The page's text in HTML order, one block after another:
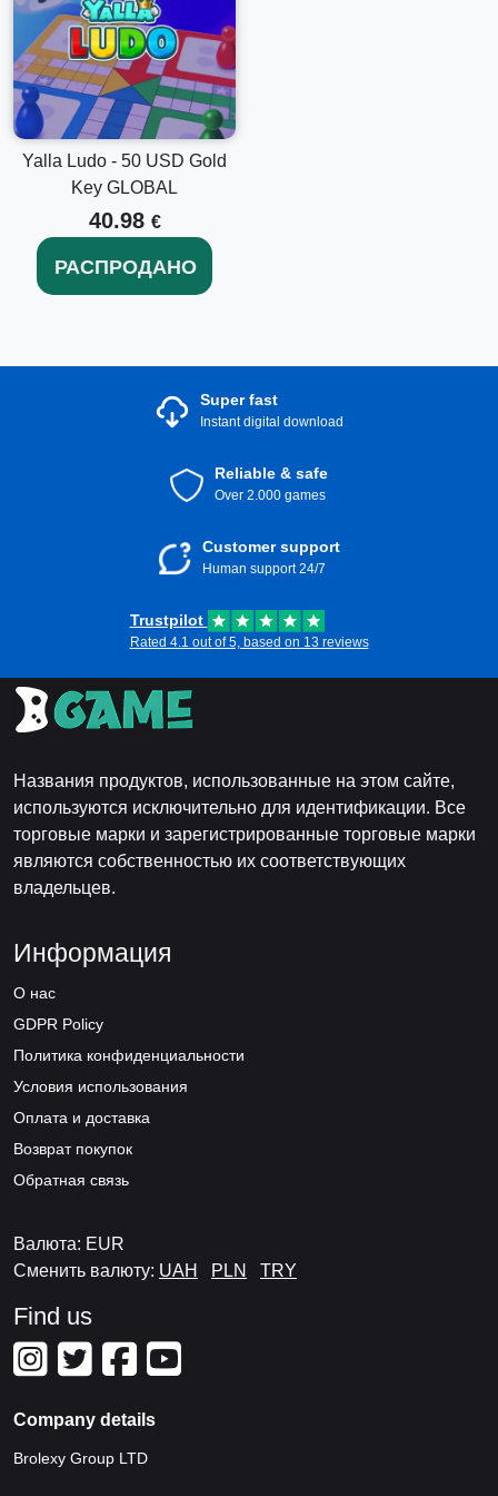
Независимо от того, хотите ли вы улучшить свой
игровой процесс или просто насладиться тем, что
предлагает Yalla Ludo, эта небольшая инвестиция
может открыть большие возможности для удовольствия.
Не ждите больше – улучшите свой опыт в Yalla Ludo
сегодня, купив алмазный ключ, и увидьте разницу!
Yalla Ludo - 50 USD Gold
Key GLOBAL
40.98 €
РАСПРОДАНО
Super fast
Instant digital download
Reliable & safe
Over 2.000 games
Customer support
Human support 24/7
Trustpilot
Rated 4.1 out of 5, based on 13 reviews
Названия продуктов, использованные на этом сайте,
используются исключительно для идентификации. Все
торговые марки и зарегистрированные торговые марки
являются собственностью их соответствующих
владельцев.
Информация
О нас
GDPR Policy
Политика конфиденциальности
Условия использования
Оплата и доставка
Возврат покупок
Обратная связь
Валюта: EUR
Сменить валюту: UAH PLN TRY
Find us
Company details
Brolexy Group LTD